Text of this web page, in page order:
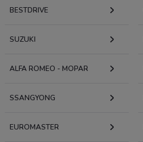
BESTDRIVE
SUZUKI
ALFA ROMEO - MOPAR
SSANGYONG
EUROMASTER